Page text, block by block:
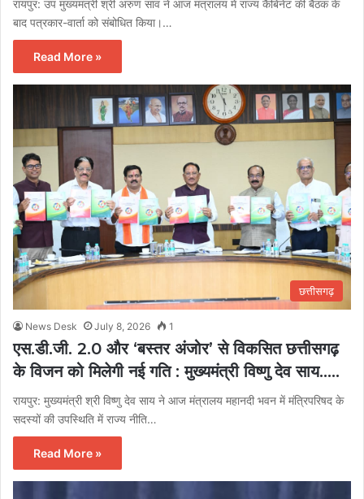
रायपुर: उप मुख्यमंत्री श्री अरुण साव ने आज मंत्रालय में राज्य कैबिनेट की बैठक के
बाद पत्रकार-वार्ता को संबोधित किया।…
Read More »
छत्तीसगढ़
News Desk July 8, 2026 1
एस.डी.जी. 2.0 और ‘बस्तर अंजोर’ से विकसित छत्तीसगढ़
के विजन को मिलेगी नई गति : मुख्यमंत्री विष्णु देव साय…..
रायपुर: मुख्यमंत्री श्री विष्णु देव साय ने आज मंत्रालय महानदी भवन में मंत्रिपरिषद के
सदस्यों की उपस्थिति में राज्य नीति…
Read More »